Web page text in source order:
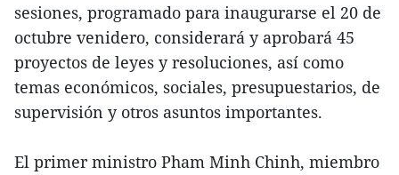
sesiones, programado para inaugurarse el 20 de
octubre venidero, considerará y aprobará 45
proyectos de leyes y resoluciones, así como
temas económicos, sociales, presupuestarios, de
supervisión y otros asuntos importantes.
El primer ministro Pham Minh Chinh, miembro